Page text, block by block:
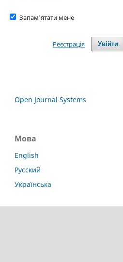
Запам'ятати мене
Увійти
Реєстрація
Open Journal Systems
Мова
English
Русский
Українська